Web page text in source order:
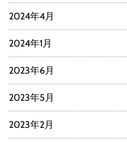
2024年4月
2024年1月
2023年6月
2023年5月
2023年2月